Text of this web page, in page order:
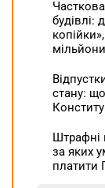
будівлі:
стану:
Штрафні
за яких
платити